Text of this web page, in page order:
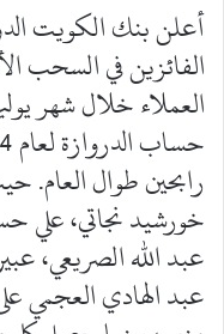
الفائزين في السحب
العملاء خلال شهر
رابحين طوال
خورشيد نجاتي، علي
عبد الله الصريعي،